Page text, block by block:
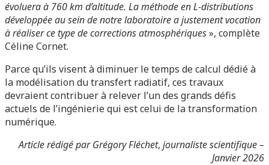
évoluera à 760 km d’altitude. La méthode en L-distributions
développée au sein de notre laboratoire a justement vocation
à réaliser ce type de corrections atmosphériques», complète
Céline Cornet.
Parce qu’ils visent à diminuer le temps de calcul dédié à
la modélisation du transfert radiatif, ces travaux
devraient contribuer à relever l’un des grands défis
actuels de l’ingénierie qui est celui de la transformation
numérique.
Article rédigé par Grégory Fléchet, journaliste scientifique –
Janvier 2026